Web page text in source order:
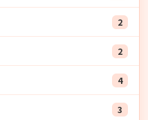
2
2
4
3